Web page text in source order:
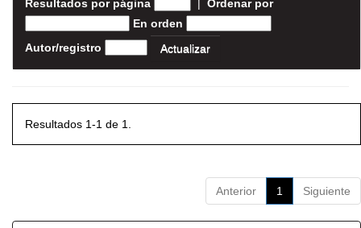
Resultados por página | Ordenar por
En orden
Autor/registro
Resultados 1-1 de 1.
Anterior 1 Siguiente